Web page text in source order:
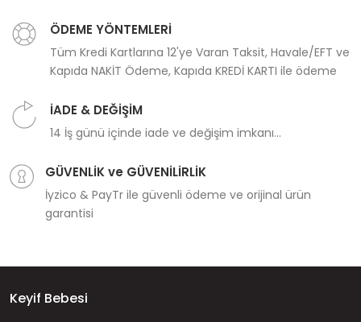
ÖDEME YÖNTEMLERİ
Tüm Kredi Kartlarına 12'ye Varan Taksit, Havale/EFT ve
Kapıda NAKİT Ödeme, Kapıda KREDİ KARTI ile ödeme
İADE & DEĞİŞİM
14 İş günü içinde iade ve değişim imkanı...
GÜVENLİK ve GÜVENİLİRLİK
İyzico & PayTr ile güvenli ödeme ve orijinal ürün
garantisi
Keyif Bebesi